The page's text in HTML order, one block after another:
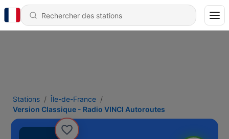
Stations
Île-de-France
Version Classique - Radio VINCI Autoroutes